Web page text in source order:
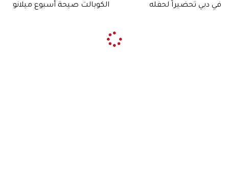
في دبي تحضيراً لحفله
الكوبالت صيحة أسبوع ميلانو